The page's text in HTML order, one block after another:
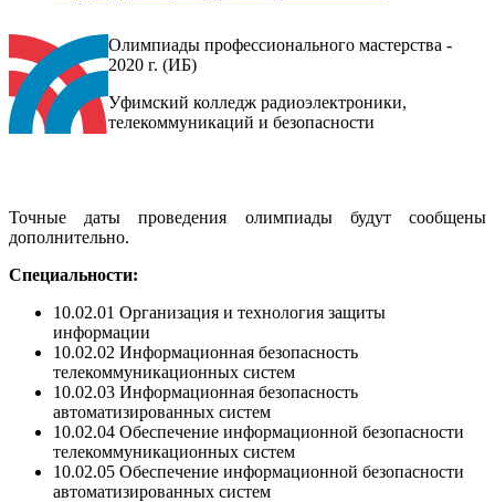
Олимпиады профессионального мастерства -
2020 г. (ИБ)
Уфимский колледж радиоэлектроники,
телекоммуникаций и безопасности
Точные даты проведения олимпиады будут сообщены
дополнительно.
Специальности:
10.02.01 Организация и технология защиты
информации
10.02.02 Информационная безопасность
телекоммуникационных систем
10.02.03 Информационная безопасность
автоматизированных систем
10.02.04 Обеспечение информационной безопасности
телекоммуникационных систем
10.02.05 Обеспечение информационной безопасности
автоматизированных систем